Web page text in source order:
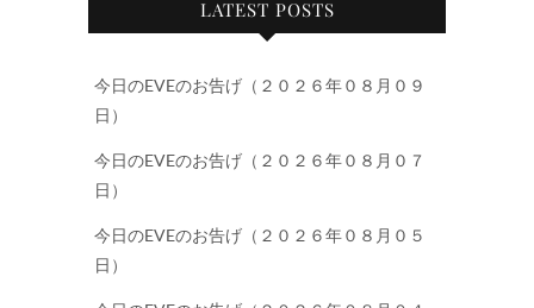
LATEST POSTS
今日のEVEのお告げ（２０２６年０８月０９
日）
今日のEVEのお告げ（２０２６年０８月０７
日）
今日のEVEのお告げ（２０２６年０８月０５
日）